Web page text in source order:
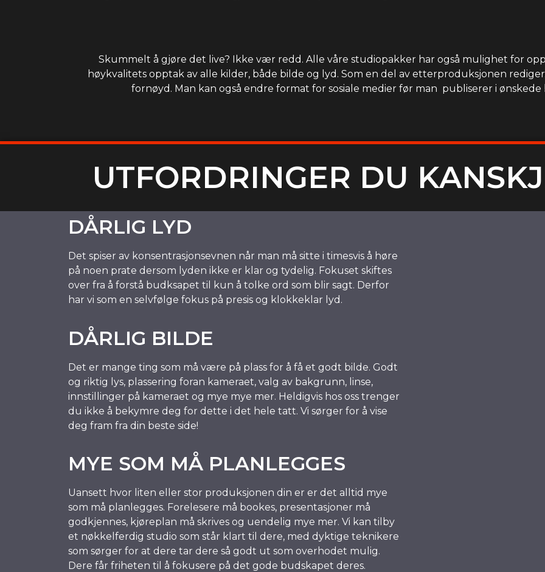
Skummelt å gjøre det live? Ikke vær redd. Alle våre studiopakker har også mulighet for
høykvalitets opptak av alle kilder, både bilde og lyd. Som en del av etterproduksjonen
fornøyd. Man kan også endre format for sosiale medier før man publiserer i
UTFORDRINGER DU
DÅRLIG LYD
Det spiser av konsentrasjonsevnen når man må sitte i timesvis å høre
på noen prate dersom lyden ikke er klar og tydelig. Fokuset skiftes
over fra å forstå budksapet til kun å tolke ord som blir sagt. Derfor
har vi som en selvfølge fokus på presis og klokkeklar lyd.
DÅRLIG BILDE
Det er mange ting som må være på plass for å få et godt bilde. Godt
og riktig lys, plassering foran kameraet, valg av bakgrunn, linse,
innstillinger på kameraet og mye mye mer. Heldigvis hos oss trenger
du ikke å bekymre deg for dette i det hele tatt. Vi sørger for å vise
deg fram fra din beste side!
MYE SOM MÅ PLANLEGGES
Uansett hvor liten eller stor produksjonen din er er det alltid mye
som må planlegges. Forelesere må bookes, presentasjoner må
godkjennes, kjøreplan må skrives og uendelig mye mer. Vi kan tilby
et nøkkelferdig studio som står klart til dere, med dyktige teknikere
som sørger for at dere tar dere så godt ut som overhodet mulig.
Dere får friheten til å fokusere på det gode budskapet deres.